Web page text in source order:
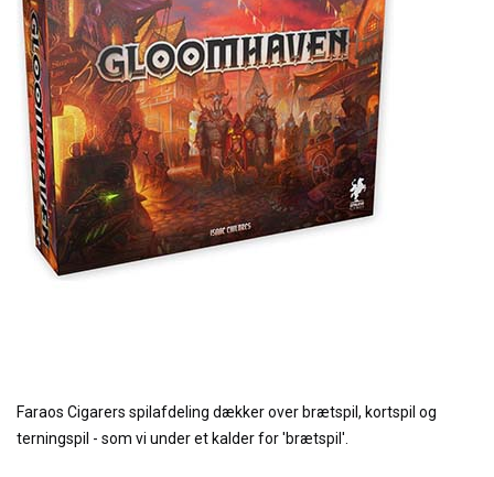
Faraos Cigarers spilafdeling dækker over brætspil, kortspil og
terningspil - som vi under et kalder for 'brætspil'.